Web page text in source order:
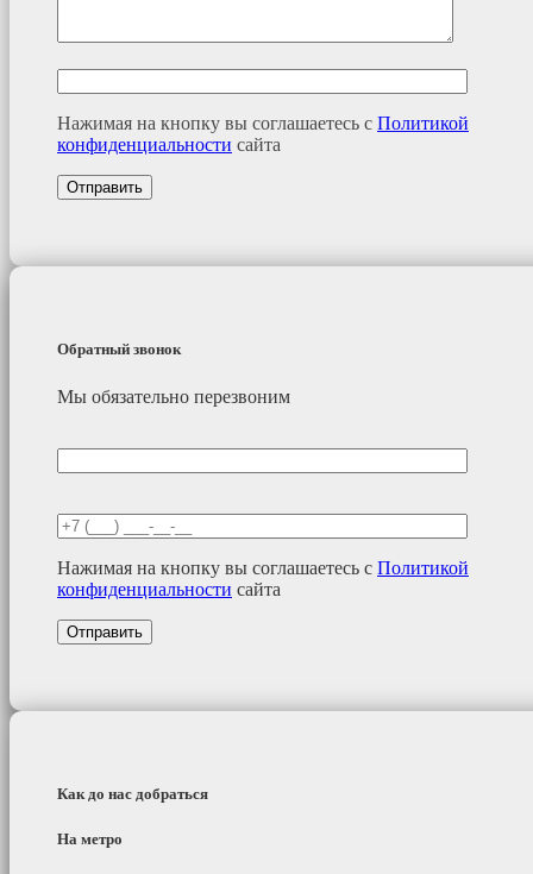
Нажимая на кнопку вы соглашаетесь с Политикой
конфиденциальности сайта
Обратный звонок
Мы обязательно перезвоним
Нажимая на кнопку вы соглашаетесь с Политикой
конфиденциальности сайта
Как до нас добраться
На метро